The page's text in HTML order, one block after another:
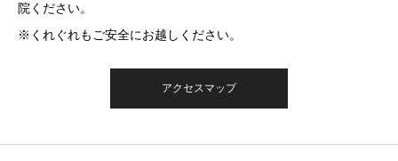
院ください。
※くれぐれもご安全にお越しください。
アクセスマップ